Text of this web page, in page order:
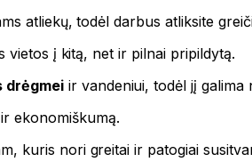
atliekų, todėl darbus atliksite
vietos į kitą, net ir pilnai pripildytą.
drėgmeiir vandeniui, todėl jį galima
ekonomiškumą.
kuris nori greitai ir patogiai